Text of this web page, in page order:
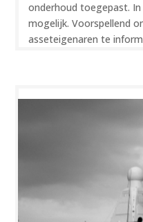
onderhoud toegepast.
mogelijk. Voorspellend
asseteigenaren te